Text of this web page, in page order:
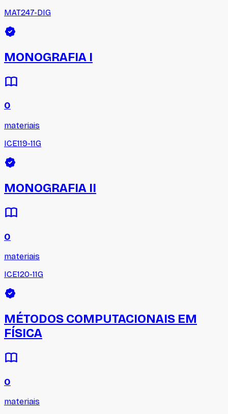
MAT247-DIG
MONOGRAFIA I
0
materiais
ICE119-11G
MONOGRAFIA II
0
materiais
ICE120-11G
MÉTODOS COMPUTACIONAIS EM
FÍSICA
0
materiais